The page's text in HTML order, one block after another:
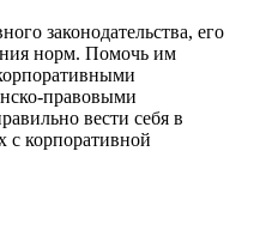
законодательства, его
норм. Помочь им
правовыми
вести себя в
с корпоративной